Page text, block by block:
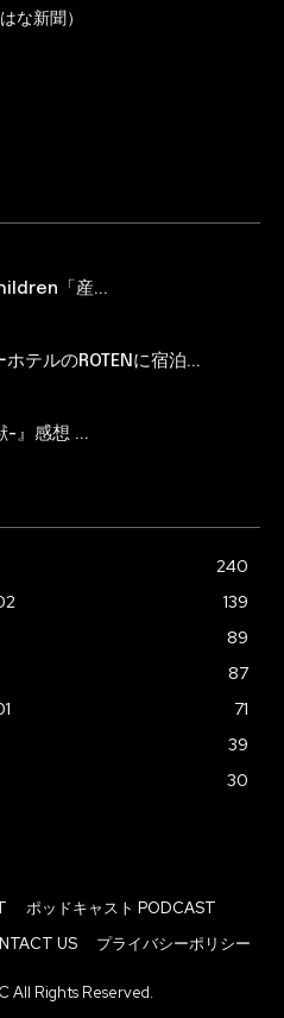
な新聞）
「産...
テルのROTENに宿泊...
-』感想 ...
240
139
89
87
71
39
30
ポッドキャスト PODCAST
US プライバシーポリシー
All Rights Reserved.